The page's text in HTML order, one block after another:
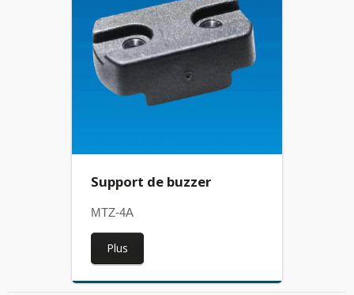
Support de buzzer
MTZ-4A
Plus